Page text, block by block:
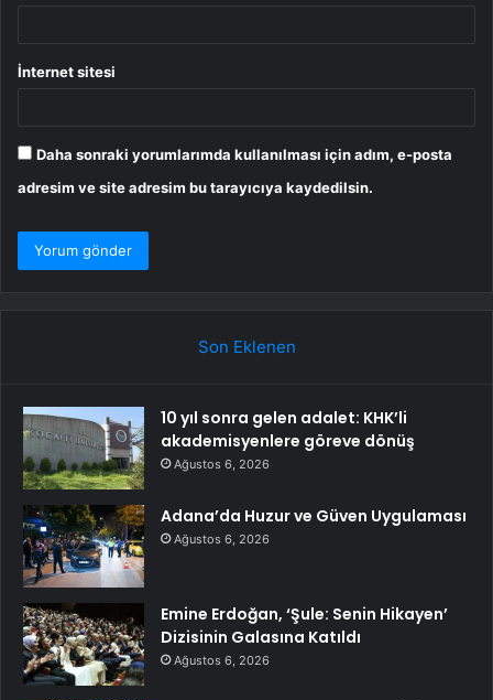
İnternet sitesi
Daha sonraki yorumlarımda kullanılması için adım, e-posta
adresim ve site adresim bu tarayıcıya kaydedilsin.
Son Eklenen
10 yıl sonra gelen adalet: KHK’li
akademisyenlere göreve dönüş
Ağustos 6, 2026
Adana’da Huzur ve Güven Uygulaması
Ağustos 6, 2026
Emine Erdoğan, ‘Şule: Senin Hikayen’
Dizisinin Galasına Katıldı
Ağustos 6, 2026